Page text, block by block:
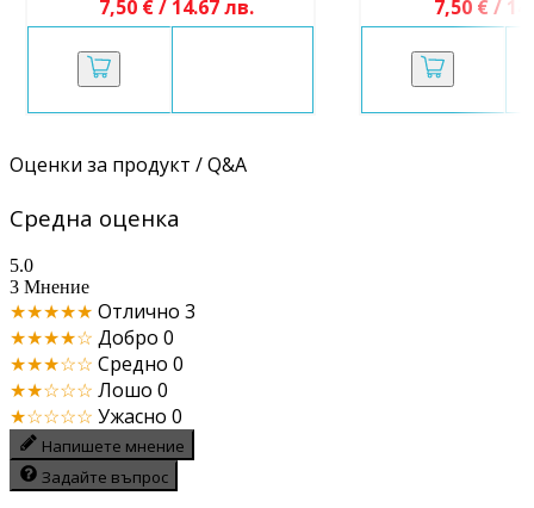
7,50 € / 14.67 лв. 7,50 € /
Оценки за продукт / Q&A
Средна оценка
5.0
3 Мнение
★★★★★ Отлично 3
★★★★☆ Добро 0
★★★☆☆ Средно 0
★★☆☆☆ Лошо 0
★☆☆☆☆ Ужасно 0
Напишете мнение
Задайте въпрос